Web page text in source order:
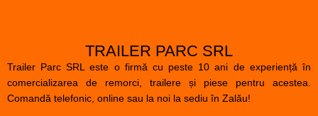
TRAILER PARC SRL
Trailer Parc SRL este o firmă cu peste 10 ani de experiență în
comercializarea de remorci, trailere și piese pentru acestea.
Comandă telefonic, online sau la noi la sediu în Zalău!